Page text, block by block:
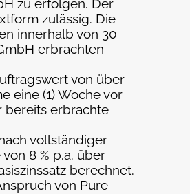
zu erfolgen. Der
zulässig. Die
innerhalb von 30
erbrachten
von über
eine (1) Woche vor
bereits erbrachte
vollständiger
8 % p.a. über
berechnet.
von Pure